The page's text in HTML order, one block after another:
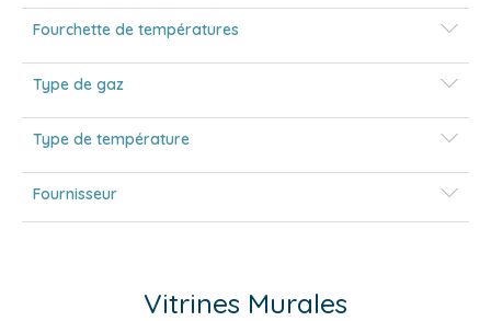
Fourchette de températures
Type de gaz
Type de température
Fournisseur
Vitrines Murales